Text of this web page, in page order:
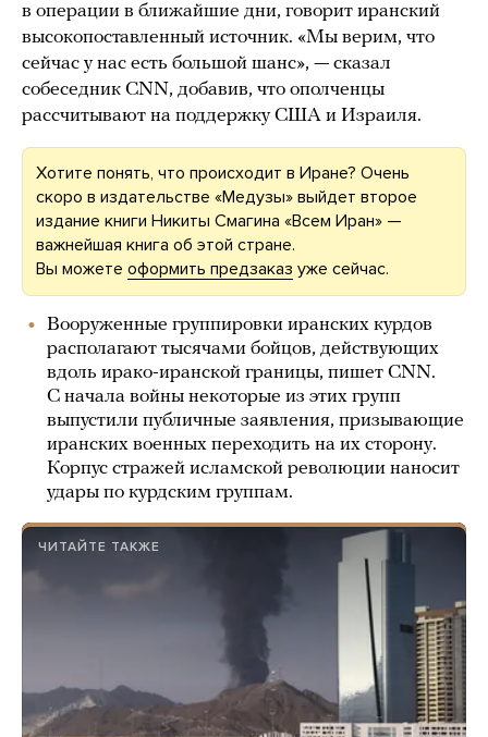
в операции в ближайшие дни, говорит иранский
высокопоставленный источник. «Мы верим, что
сейчас у нас есть большой шанс», — сказал
собеседник CNN, добавив, что ополченцы
рассчитывают на поддержку США и Израиля.
Хотите понять, что происходит в Иране? Очень
скоро в издательстве «Медузы» выйдет второе
издание книги Никиты Смагина «Всем Иран» —
важнейшая книга об этой стране.
Вы можете оформить предзаказ уже сейчас.
Вооруженные группировки иранских курдов
располагают тысячами бойцов, действующих
вдоль ирако-иранской границы, пишет CNN.
С начала войны некоторые из этих групп
выпустили публичные заявления, призывающие
иранских военных переходить на их сторону.
Корпус стражей исламской революции наносит
удары по курдским группам.
ЧИТАЙТЕ ТАКЖЕ